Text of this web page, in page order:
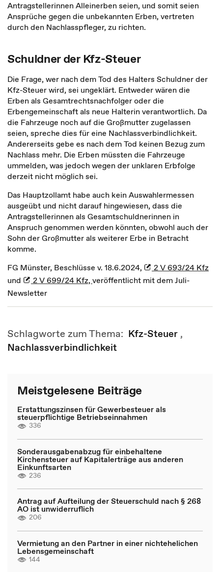
Antragstellerinnen Alleinerben seien, und somit seien
Ansprüche gegen die unbekannten Erben, vertreten
durch den Nachlasspfleger, zu richten.
Schuldner der Kfz-Steuer
Die Frage, wer nach dem Tod des Halters Schuldner der
Kfz-Steuer wird, sei ungeklärt. Entweder wären die
Erben als Gesamtrechtsnachfolger oder die
Erbengemeinschaft als neue Halterin verantwortlich. Da
die Fahrzeuge noch auf die Großmutter zugelassen
seien, spreche dies für eine Nachlassverbindlichkeit.
Andererseits gebe es nach dem Tod keinen Bezug zum
Nachlass mehr. Die Erben müssten die Fahrzeuge
ummelden, was jedoch wegen der unklaren Erbfolge
derzeit nicht möglich sei.
Das Hauptzollamt habe auch kein Auswahlermessen
ausgeübt und nicht darauf hingewiesen, dass die
Antragstellerinnen als Gesamtschuldnerinnen in
Anspruch genommen werden könnten, obwohl auch der
Sohn der Großmutter als weiterer Erbe in Betracht
komme.
FG Münster, Beschlüsse v. 18.6.2024,
2 V 693/24 Kfz
und
2 V 699/24 Kfz, veröffentlicht mit dem Juli-
Newsletter
Schlagworte zum Thema: Kfz-Steuer ,
Nachlassverbindlichkeit
Meistgelesene Beiträge
Erstattungszinsen für Gewerbesteuer als
steuerpflichtige Betriebseinnahmen
336
Sonderausgabenabzug für einbehaltene
Kirchensteuer auf Kapitalerträge aus anderen
Einkunftsarten
236
Antrag auf Aufteilung der Steuerschuld nach § 268
AO ist unwiderruflich
206
Vermietung an den Partner in einer nichtehelichen
Lebensgemeinschaft
144